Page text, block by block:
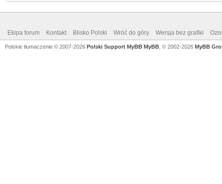
Ekipa forum Kontakt Blisko Polski Wróć do góry Wersja bez grafiki
Polskie tłumaczenie © 2007-2026 Polski Support MyBB MyBB , © 2002-2026 MyBB